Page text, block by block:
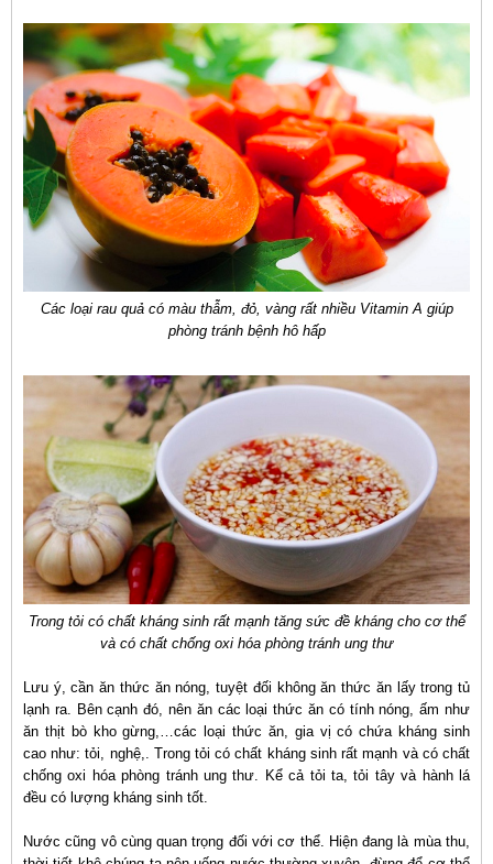
Các loại rau quả có màu thẫm, đỏ, vàng rất nhiều Vitamin A giúp
phòng tránh bệnh hô hấp
Trong tỏi có chất kháng sinh rất mạnh tăng sức đề kháng cho cơ thể
và có chất chống oxi hóa phòng tránh ung thư
Lưu ý, cần ăn thức ăn nóng, tuyệt đối không ăn thức ăn lấy trong tủ
lạnh ra. Bên cạnh đó, nên ăn các loại thức ăn có tính nóng, ấm như
ăn thịt bò kho gừng,…các loại thức ăn, gia vị có chứa kháng sinh
cao như: tỏi, nghệ,. Trong tỏi có chất kháng sinh rất mạnh và có chất
chống oxi hóa phòng tránh ung thư. Kể cả tỏi ta, tỏi tây và hành lá
đều có lượng kháng sinh tốt.
Nước cũng vô cùng quan trọng đối với cơ thể. Hiện đang là mùa thu,